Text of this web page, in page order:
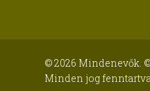
© 2026 Mindenevők.
Minden jog